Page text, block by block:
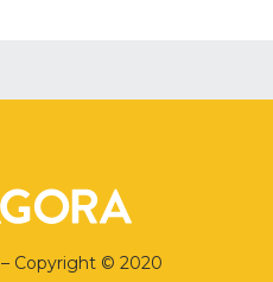
– Copyright © 2020